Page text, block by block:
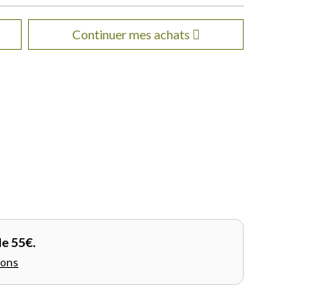
Continuer mes achats
55€.